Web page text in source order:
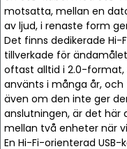
motsatta, mellan en
av ljud, i renaste form
Det finns dedikerade Hi-
tillverkade för
oftast alltid i 2.0-format,
använts i många år,
även om den inte ger
anslutningen, är det här
mellan två enheter när
En Hi-Fi-orienterad